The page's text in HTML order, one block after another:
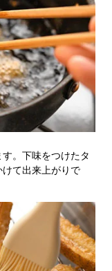
。下味をつけたタ
て出来上がりで